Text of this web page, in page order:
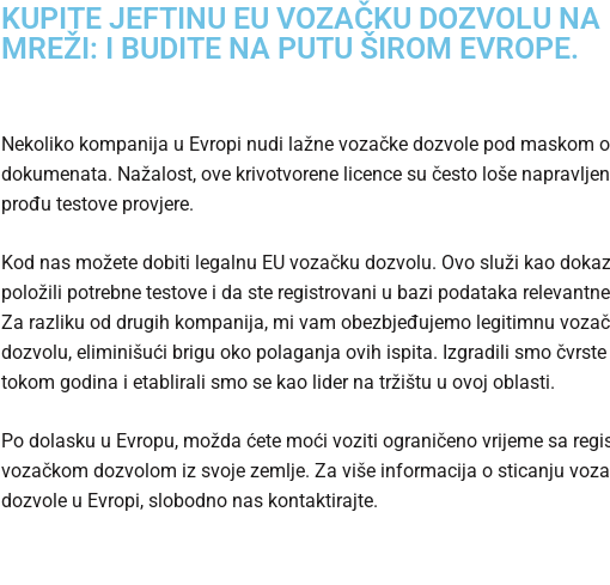
KUPITE JEFTINU EU VOZAČKU DOZVOLU NA
MREŽI: I BUDITE NA PUTU ŠIROM EVROPE.
Nekoliko kompanija u Evropi nudi lažne vozačke dozvole pod maskom
dokumenata. Nažalost, ove krivotvorene licence su često loše
prođu testove provjere.
Kod nas možete dobiti legalnu EU vozačku dozvolu. Ovo služi kao
položili potrebne testove i da ste registrovani u bazi podataka
Za razliku od drugih kompanija, mi vam obezbjeđujemo legitimnu
dozvolu, eliminišući brigu oko polaganja ovih ispita. Izgradili smo
tokom godina i etablirali smo se kao lider na tržištu u ovoj oblasti.
Po dolasku u Evropu, možda ćete moći voziti ograničeno vrijeme sa
vozačkom dozvolom iz svoje zemlje. Za više informacija o sticanju
dozvole u Evropi, slobodno nas kontaktirajte.